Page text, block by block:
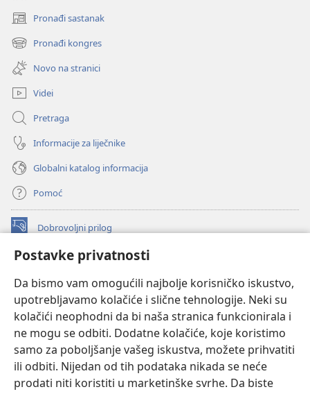
Postavke privatnosti
Da bismo vam omogućili najbolje korisničko iskustvo,
upotrebljavamo kolačiće i slične tehnologije. Neki su
kolačići neophodni da bi naša stranica funkcionirala i
ne mogu se odbiti. Dodatne kolačiće, koje koristimo
samo za poboljšanje vašeg iskustva, možete prihvatiti
ili odbiti. Nijedan od tih podataka nikada se neće
prodati niti koristiti u marketinške svrhe. Da biste
Pronađi sastanak
(otvara
se
novi
prozor)
Pronađi kongres
(otvara
se
novi
prozor)
Novo na stranici
Videi
Pretraga
Informacije za liječnike
Globalni katalog informacija
Pomoć
Dobrovoljni prilog
(otvara
novi
INTERNETSKA BIBLIOTEKA Watchtower
se
novi
prozor)
JW Hub
(otvara
se
novi
JW Library
Watchtower Library